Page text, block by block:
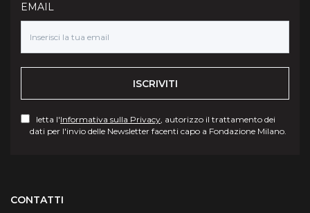
EMAIL
ISCRIVITI
letta l'Informativa sulla Privacy, autorizzo il trattamento dei
dati per l'invio delle Newsletter facenti capo a Fondazione Milano.
CONTATTI